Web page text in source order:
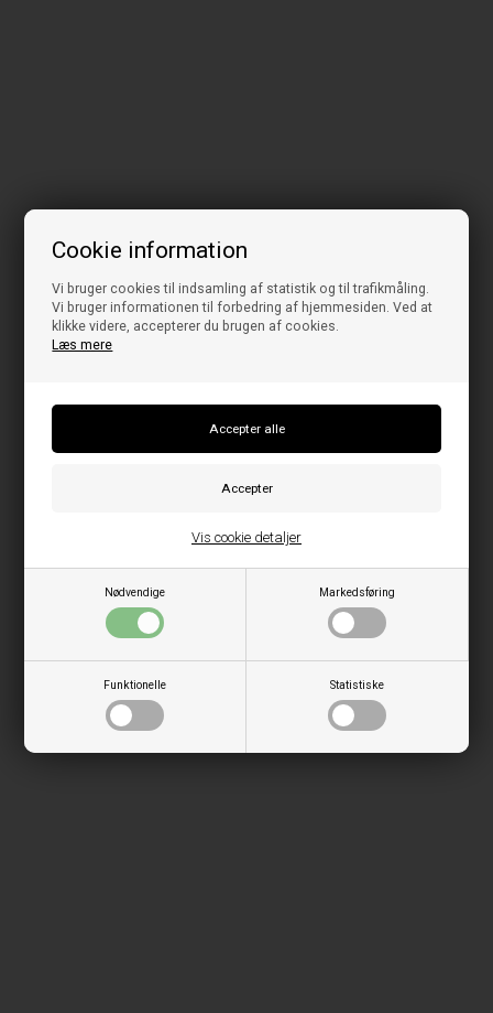
Cookie information
Vi bruger cookies til indsamling af statistik og til trafikmåling.
Vi bruger informationen til forbedring af hjemmesiden. Ved at
klikke videre, accepterer du brugen af cookies.
Læs mere
Nødvendige Markedsføring
Funktionelle Statistiske
Vis cookie detaljer